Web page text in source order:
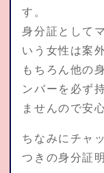
す。
身分証として
いう女性は案
もちろん他の
ンバーを必ず
ませんので安
ちなみにチャ
つきの身分証